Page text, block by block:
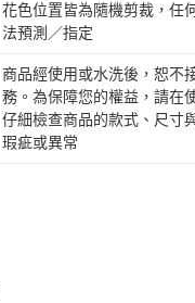
花色位置皆為隨機剪裁，任
法預測／指定
商品經使用或水洗後，恕不
務。為保障您的權益，請在
仔細檢查商品的款式、尺寸
瑕疵或異常